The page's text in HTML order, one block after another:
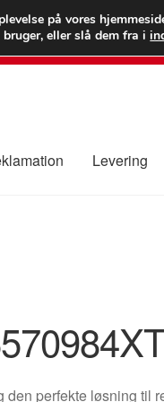
Levering
den perfekte løsning til
på vores
eller slå dem fra i